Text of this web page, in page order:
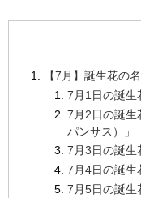
【7月】誕生花の
7月1日の誕生
7月2日の誕生
パンサス）」
7月3日の誕生
7月4日の誕生
7月5日の誕生